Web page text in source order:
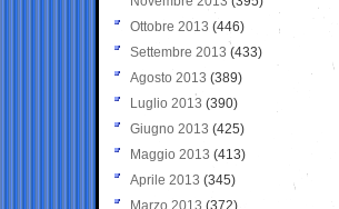
Ottobre 2013 (446)
Settembre 2013 (433)
Agosto 2013 (389)
Luglio 2013 (390)
Giugno 2013 (425)
Maggio 2013 (413)
Aprile 2013 (345)
Marzo 2013 (372)